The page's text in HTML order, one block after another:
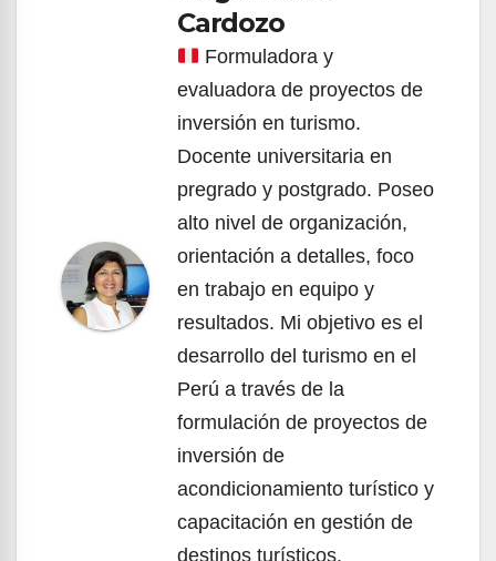
Cardozo
Formuladora y
evaluadora de proyectos de
inversión en turismo.
Docente universitaria en
pregrado y postgrado. Poseo
alto nivel de organización,
orientación a detalles, foco
en trabajo en equipo y
resultados. Mi objetivo es el
desarrollo del turismo en el
Perú a través de la
formulación de proyectos de
inversión de
acondicionamiento turístico y
capacitación en gestión de
destinos turísticos.